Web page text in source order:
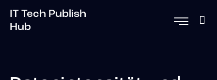
IT Tech Publish
Hub